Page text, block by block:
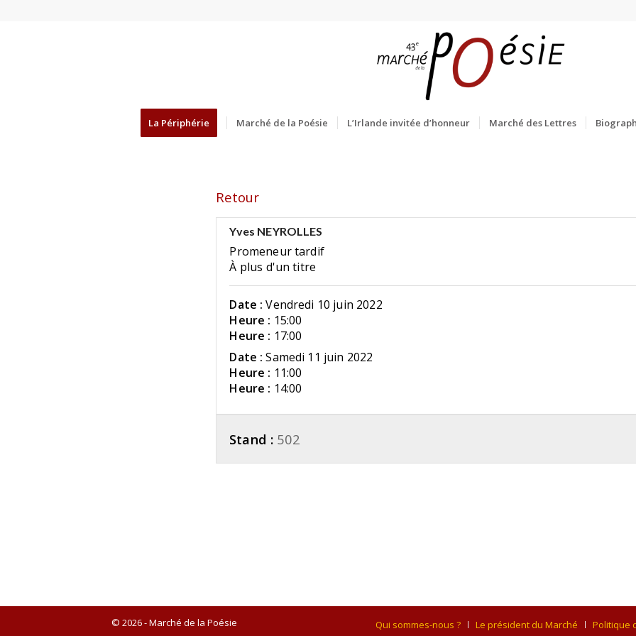
La Périphérie Marché de la Poésie L’Irlande invitée d’honneur Marché des Lettres
Retour
Yves NEYROLLES
Promeneur tardif
À plus d'un titre
Date : Vendredi 10 juin 2022
Heure : 15:00
Heure : 17:00
Date : Samedi 11 juin 2022
Heure : 11:00
Heure : 14:00
Stand : 502
© 2026 - Marché de la Poésie Qui sommes-nous ? Le président du Marché Politique